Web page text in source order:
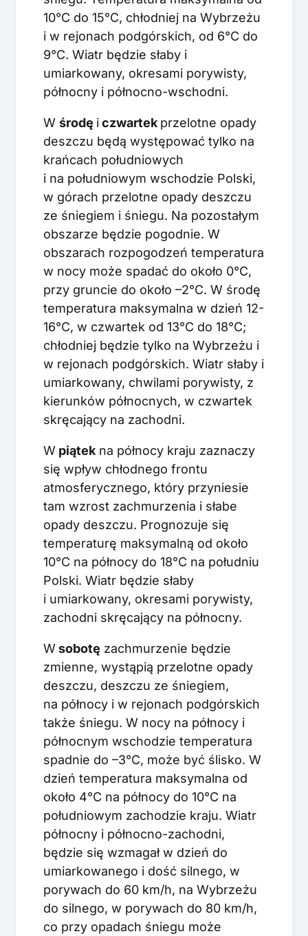
10°C do 15°C, chłodniej na Wybrzeżu
i w rejonach podgórskich, od 6°C do
9°C. Wiatr będzie słaby i
umiarkowany, okresami porywisty,
północny i północno-wschodni.
W środę iczwartek przelotne opady
deszczu będą występować tylko na
krańcach południowych
i na południowym wschodzie Polski,
w górach przelotne opady deszczu
ze śniegiem i śniegu. Na pozostałym
obszarze będzie pogodnie. W
obszarach rozpogodzeń temperatura
w nocy może spadać do około 0°C,
przy gruncie do około –2°C. W środę
temperatura maksymalna w dzień 12-
16°C, w czwartek od 13°C do 18°C;
chłodniej będzie tylko na Wybrzeżu i
w rejonach podgórskich. Wiatr słaby i
umiarkowany, chwilami porywisty, z
kierunków północnych, w czwartek
skręcający na zachodni.
W piątek na północy kraju zaznaczy
się wpływ chłodnego frontu
atmosferycznego, który przyniesie
tam wzrost zachmurzenia i słabe
opady deszczu. Prognozuje się
temperaturę maksymalną od około
10°C na północy do 18°C na południu
Polski. Wiatr będzie słaby
i umiarkowany, okresami porywisty,
zachodni skręcający na północny.
Wsobotę zachmurzenie będzie
zmienne, wystąpią przelotne opady
deszczu, deszczu ze śniegiem,
na północy i w rejonach podgórskich
także śniegu. W nocy na północy i
północnym wschodzie temperatura
spadnie do –3°C, może być ślisko. W
dzień temperatura maksymalna od
około 4°C na północy do 10°C na
południowym zachodzie kraju. Wiatr
północny i północno-zachodni,
będzie się wzmagał w dzień do
umiarkowanego i dość silnego, w
porywach do 60 km/h, na Wybrzeżu
do silnego, w porywach do 80 km/h,
co przy opadach śniegu może